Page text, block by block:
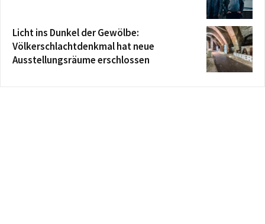
Licht ins Dunkel der Gewölbe:
Völkerschlachtdenkmal hat neue
Ausstellungsräume erschlossen